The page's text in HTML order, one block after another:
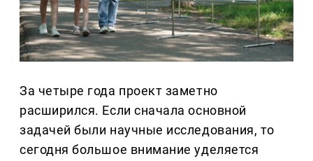
За четыре года проект заметно
расширился. Если сначала основной
задачей были научные исследования, то
сегодня большое внимание уделяется